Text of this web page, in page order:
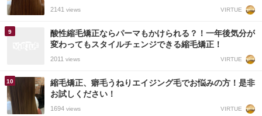
2141 views VIRTUE
酸性縮毛矯正ならパーマもかけられる？！一年後気分が
変わってもスタイルチェンジできる縮毛矯正！
2011 views VIRTUE
縮毛矯正、癖毛うねりエイジング毛でお悩みの方！是非
お試しください！
1694 views VIRTUE